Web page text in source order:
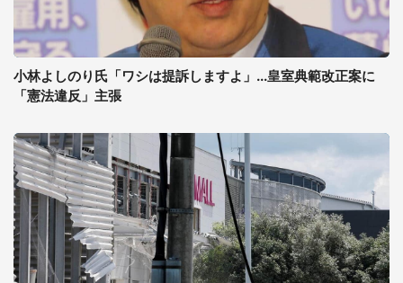
小林よしのり氏「ワシは提訴しますよ」...皇室典範改正案に
「憲法違反」主張